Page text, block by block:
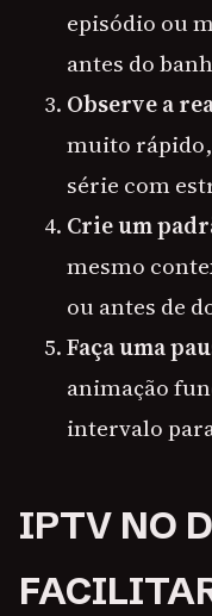
episódio ou
antes do
Observe a
muito
série com
Crie um
mesmo
ou antes de
Faça uma
animação
intervalo
IPTV NO